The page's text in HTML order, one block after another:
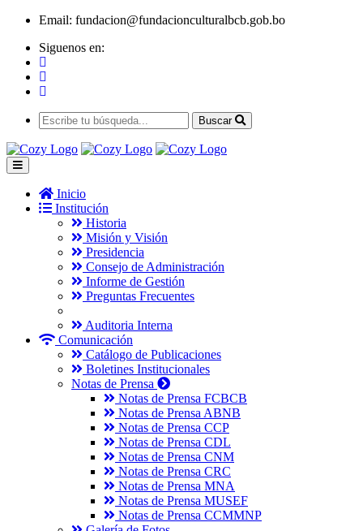
Email: fundacion@fundacionculturalbcb.gob.bo
Siguenos en:
Buscar
Inicio
Institución
Historia
Misión y Visión
Presidencia
Consejo de Administración
Informe de Gestión
Preguntas Frecuentes
Auditoria Interna
Comunicación
Catálogo de Publicaciones
Boletines Institucionales
Notas de Prensa
Notas de Prensa FCBCB
Notas de Prensa ABNB
Notas de Prensa CCP
Notas de Prensa CDL
Notas de Prensa CNM
Notas de Prensa CRC
Notas de Prensa MNA
Notas de Prensa MUSEF
Notas de Prensa CCMMNP